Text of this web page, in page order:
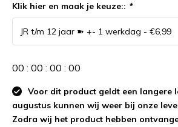
Klik hier en maak je keuze:: *
00 : 00 : 00 : 00
Voor dit product geldt een langere
augustus kunnen wij weer bij onze
Zodra wij het product hebben